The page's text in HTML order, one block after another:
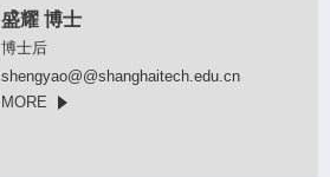
盛耀 博士
博士后
shengyao@@shanghaitech.edu.cn
MORE